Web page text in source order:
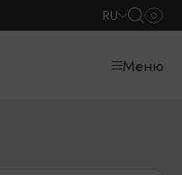
RU
Меню